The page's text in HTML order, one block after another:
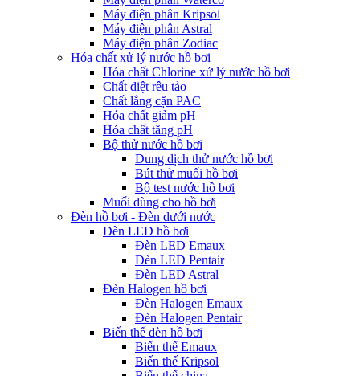
Máy điện phân Kripsol
Máy điện phân Astral
Máy điện phân Zodiac
Hóa chất xử lý nước hồ bơi
Hóa chất Chlorine xử lý nước hồ bơi
Chất diệt rêu tảo
Chất lắng cặn PAC
Hóa chất giảm pH
Hóa chất tăng pH
Bộ thử nước hồ bơi
Dung dịch thử nước hồ bơi
Bút thử muối hồ bơi
Bộ test nước hồ bơi
Muối dùng cho hồ bơi
Đèn hồ bơi - Đèn dưới nước
Đèn LED hồ bơi
Đèn LED Emaux
Đèn LED Pentair
Đèn LED Astral
Đèn Halogen hồ bơi
Đèn Halogen Emaux
Đèn Halogen Pentair
Biến thế đèn hồ bơi
Biến thế Emaux
Biến thế Kripsol